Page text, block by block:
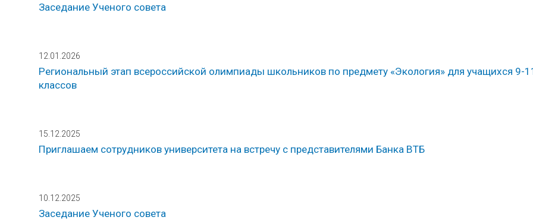
Заседание Ученого совета
12.01.2026
Региональный этап всероссийской олимпиады школьников по предмету «Экология» для учащихся 9-
классов
15.12.2025
Приглашаем сотрудников университета на встречу с представителями Банка ВТБ
10.12.2025
Заседание Ученого совета